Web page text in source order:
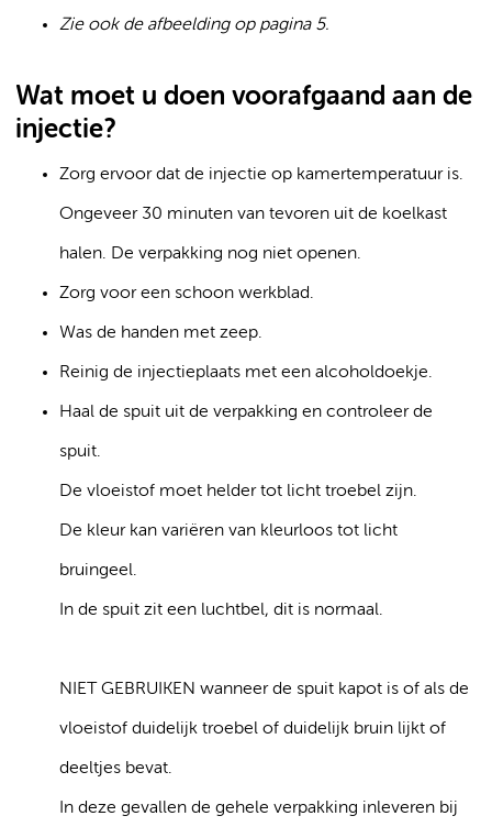
Zie ook de afbeelding op pagina 5.
Wat moet u doen voorafgaand aan de
injectie?
Zorg ervoor dat de injectie op kamertemperatuur is.
Ongeveer 30 minuten van tevoren uit de koelkast
halen. De verpakking nog niet openen.
Zorg voor een schoon werkblad.
Was de handen met zeep.
Reinig de injectieplaats met een alcoholdoekje.
Haal de spuit uit de verpakking en controleer de
spuit.
De vloeistof moet helder tot licht troebel zijn.
De kleur kan variëren van kleurloos tot licht
bruingeel.
In de spuit zit een luchtbel, dit is normaal.
NIET GEBRUIKEN wanneer de spuit kapot is of als de
vloeistof duidelijk troebel of duidelijk bruin lijkt of
deeltjes bevat.
In deze gevallen de gehele verpakking inleveren bij